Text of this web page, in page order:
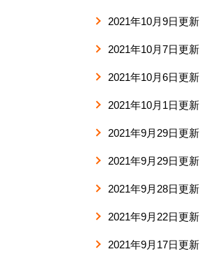
2021年10月9日更新
2021年10月7日更新
2021年10月6日更新
2021年10月1日更新
2021年9月29日更新
2021年9月29日更新
2021年9月28日更新
2021年9月22日更新
2021年9月17日更新